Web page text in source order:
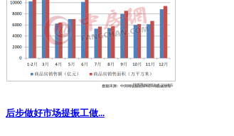
后步做好市场提振工做...